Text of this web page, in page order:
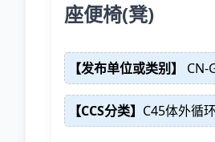
座便椅(凳)
【发布单位或类别】 CN-
【CCS分类】 C45体外循